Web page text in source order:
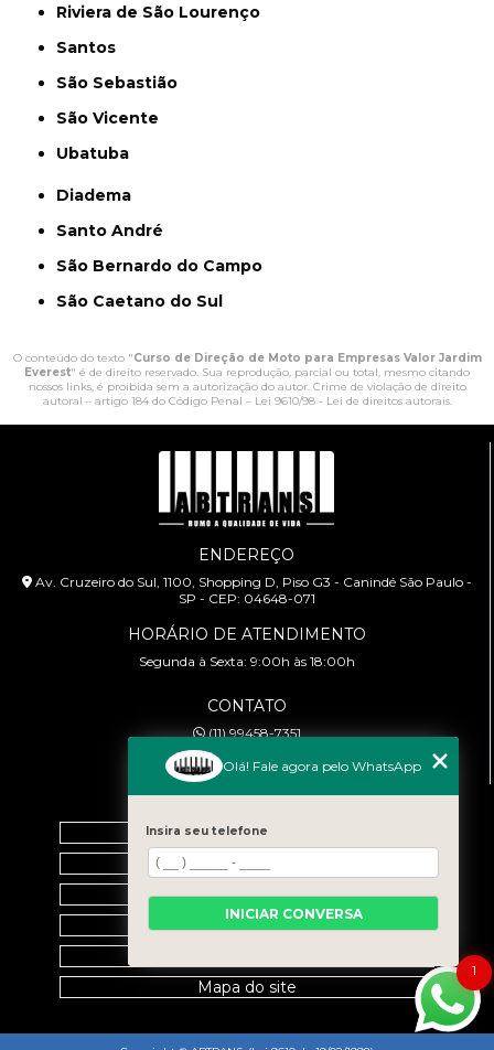
Riviera de São Lourenço
Santos
São Sebastião
São Vicente
Ubatuba
Diadema
Santo André
São Bernardo do Campo
São Caetano do Sul
O conteúdo do texto "Curso de Direção de Moto para Empresas Valor Jardim
Everest" é de direito reservado. Sua reprodução, parcial ou total, mesmo citando
nossos links, é proibida sem a autorização do autor. Crime de violação de direito
autoral – artigo 184 do Código Penal – Lei 9610/98 - Lei de direitos autorais.
ENDEREÇO
Av. Cruzeiro do Sul, 1100, Shopping D, Piso G3 - Canindé São Paulo -
SP - CEP: 04648-071
HORÁRIO DE ATENDIMENTO
Segunda à Sexta: 9:00h às 18:00h
CONTATO
(11) 99458-7351
cursoabtrans@gmail.com
Home
Empresa
Galeria
Contato
Mapa do site
1
Olá! Fale agora pelo WhatsApp
Insira seu telefone
INICIAR CONVERSA